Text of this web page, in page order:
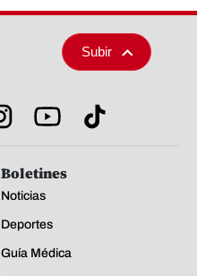
Subir
Boletines
Noticias
Deportes
Guía Médica